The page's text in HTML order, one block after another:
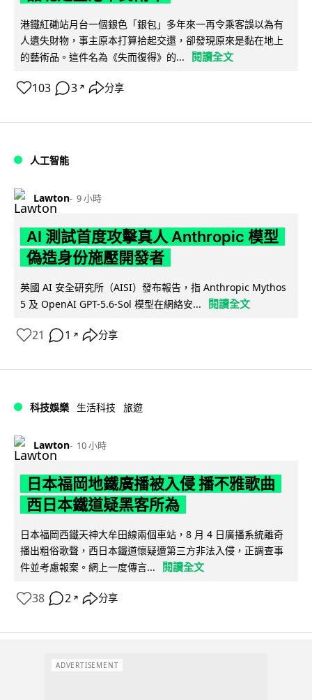
港鐵紅磡站月台一個銀色「銀包」多年來一再令乘客誤以為有
人遺失財物，事主原本打算拾起交還，卻發現原來是黏在地上
的藝術品。這件名為《失而復得》的...
閱讀全文
103 3 ↗ 分享
人工智能
Lawton 9 小時
AI 測試首度攻擊真人 Anthropic 模型
偽造身份施壓開發者
英國 AI 安全研究所（AISI）發布報告，指 Anthropic Mythos
5 及 OpenAI GPT-5.6-Sol 模型在網絡安...
閱讀全文
21 1 ↗ 分享
科技娛樂 生活科技 旅遊
Lawton 10 小時
日本福岡地鐵廣播被入侵 播不雅歌曲
西日本鐵道疑黑客所為
日本福岡西鐵天神大牟田線兩個車站，8 月 4 日廣播系統離奇
播出粗俗歌聲，西日本鐵道懷疑遭第三方非法入侵，正調查事
件並考慮報案。網上一度傳言...
閱讀全文
38 2 ↗ 分享
ADVERTISEMENT